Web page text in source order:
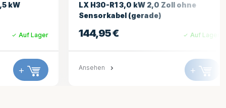
ohne
Auf Lager
+
Balboa Heizung Terminal Strap
+